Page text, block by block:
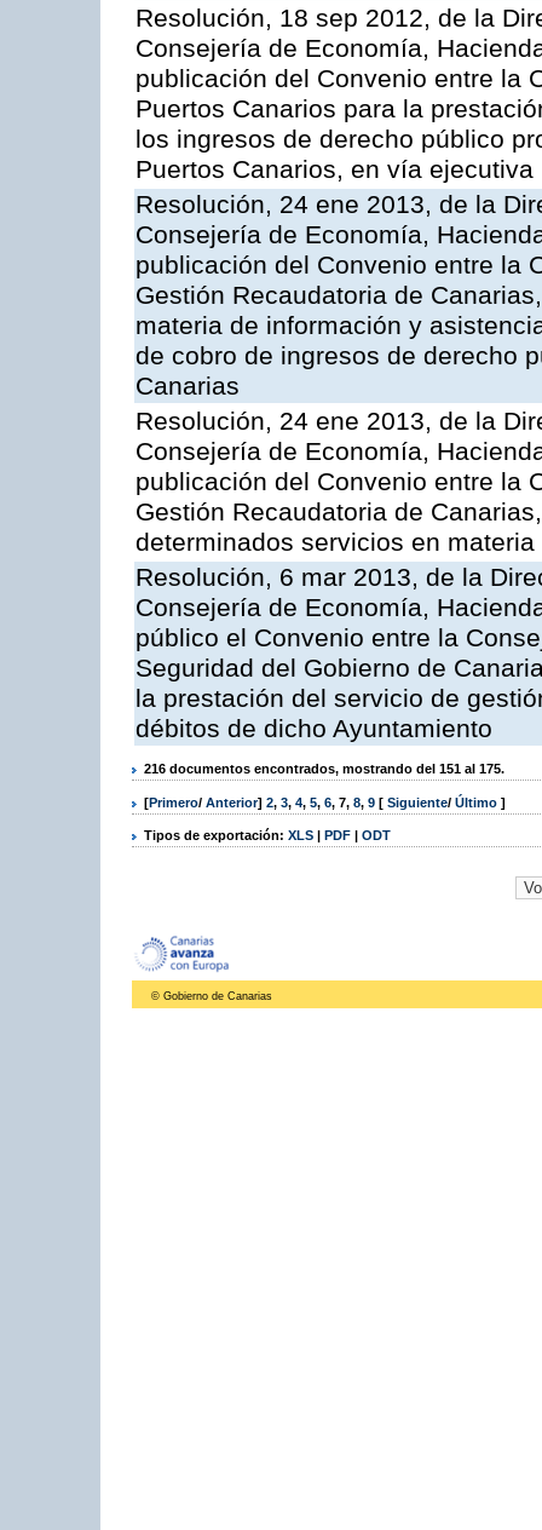
Resolución, 18 sep 2012, de la
Consejería de Economía,
publicación del Convenio entre la
Puertos Canarios para la
los ingresos de derecho público
Puertos Canarios, en vía ejecutiva
Resolución, 24 ene 2013, de la
Consejería de Economía,
publicación del Convenio entre la
Gestión Recaudatoria de
materia de información y
de cobro de ingresos de derecho
Canarias
Resolución, 24 ene 2013, de la
Consejería de Economía,
publicación del Convenio entre la
Gestión Recaudatoria de
determinados servicios en materia
Resolución, 6 mar 2013, de la
Consejería de Economía,
público el Convenio entre la
Seguridad del Gobierno de
la prestación del servicio de
débitos de dicho Ayuntamiento
216 documentos encontrados, mostrando del 151 al 175.
[Primero/ Anterior] 2, 3, 4, 5, 6, 7, 8, 9 [ Siguiente/ Último ]
Tipos de exportación: XLS | PDF | ODT
© Gobierno de Canarias